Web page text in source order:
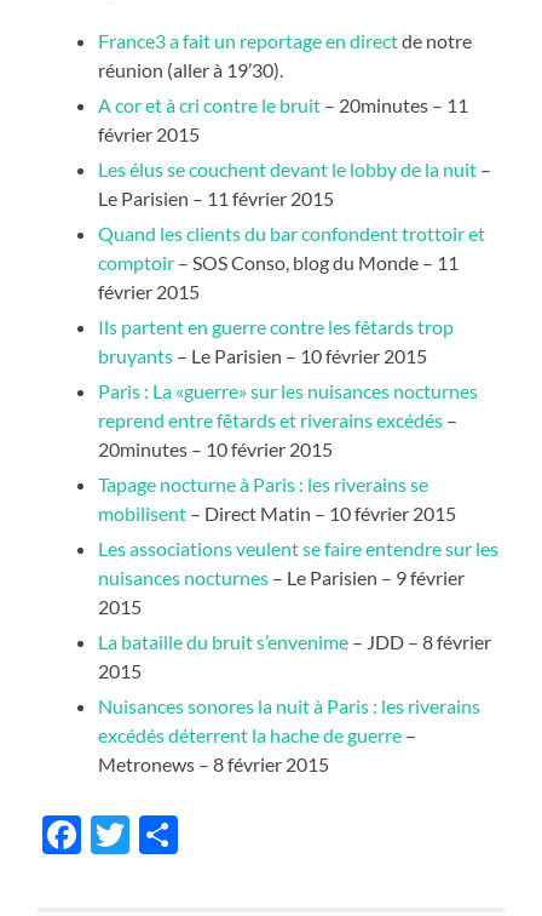
France3 a fait un reportage en directde notre
réunion (aller à 19’30).
A cor et à cri contre le bruit – 20minutes – 11
février 2015
Les élus se couchent devant le lobby de la nuit –
Le Parisien – 11 février 2015
Quand les clients du bar confondent trottoir et
comptoir – SOS Conso, blog du Monde – 11
février 2015
Ils partent en guerre contre les fêtards trop
bruyants – Le Parisien – 10 février 2015
Paris : La «guerre» sur les nuisances nocturnes
reprend entre fêtards et riverains excédés –
20minutes – 10 février 2015
Tapage nocturne à Paris : les riverains se
mobilisent – Direct Matin – 10 février 2015
Les associations veulent se faire entendre sur les
nuisances nocturnes – Le Parisien – 9 février
2015
La bataille du bruit s’envenime – JDD – 8 février
2015
Nuisances sonores la nuit à Paris : les riverains
excédés déterrent la hache de guerre –
Metronews – 8 février 2015
Facebook
Twitter